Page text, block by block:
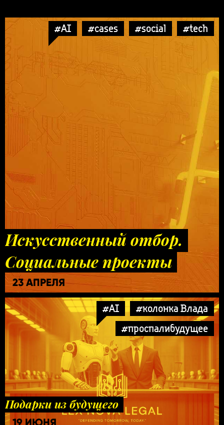
#AI #cases #social #tech
Искусственный отбор.
Социальные проекты
23 АПРЕЛЯ
#AI
#колонка Влада
#проспалибудущее
Подарки из будущего
19 ИЮНЯ